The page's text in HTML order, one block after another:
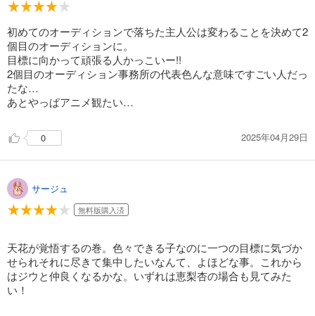
初めてのオーディションで落ちた主人公は変わることを決めて2
個目のオーディションに。
目標に向かって頑張る人かっこいー!!
2個目のオーディション事務所の代表色んな意味ですごい人だっ
たな…
あとやっぱアニメ観たい…
0 2025年04月29日
サージュ
無料版購入済
天花が覚悟するの巻。色々できる子なのに一つの目標に気づか
せられそれに尽きて集中したいなんて、よほどな事。これから
はジウと仲良くなるかな。いずれは恵梨杏の場合も見てみた
い！